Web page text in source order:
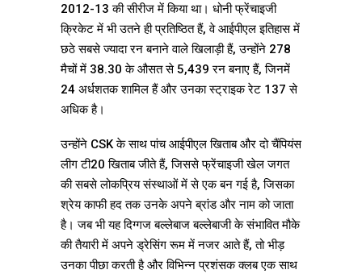
2012-13 की सीरीज में किया था। धोनी फ्रेंचाइजी
क्रिकेट में भी उतने ही प्रतिष्ठित हैं, वे आईपीएल इतिहास में
छठे सबसे ज्यादा रन बनाने वाले खिलाड़ी हैं, उन्होंने 278
मैचों में 38.30 के औसत से 5,439 रन बनाए हैं, जिनमें
24 अर्धशतक शामिल हैं और उनका स्ट्राइक रेट 137 से
अधिक है।
उन्होंने CSK के साथ पांच आईपीएल खिताब और दो चैंपियंस
लीग टी20 खिताब जीते हैं, जिससे फ्रेंचाइजी खेल जगत
की सबसे लोकप्रिय संस्थाओं में से एक बन गई है, जिसका
श्रेय काफी हद तक उनके अपने ब्रांड और नाम को जाता
है। जब भी यह दिग्गज बल्लेबाज बल्लेबाजी के संभावित मौके
की तैयारी में अपने ड्रेसिंग रूम में नजर आते हैं, तो भीड़
उनका पीछा करती है और विभिन्न प्रशंसक क्लब एक साथ